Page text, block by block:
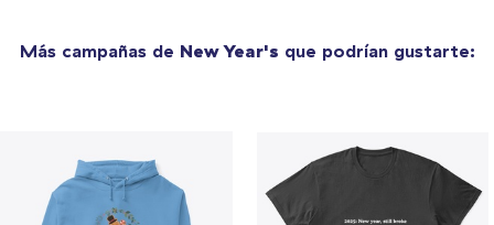
Más campañas de New Year's que podrían gustarte: